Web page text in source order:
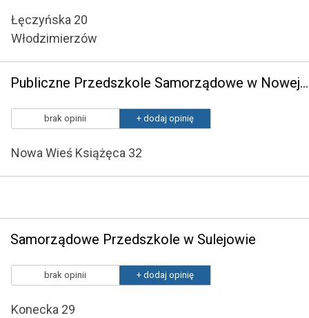
Łęczyńska 20
Włodzimierzów
Publiczne Przedszkole Samorządowe w Nowej Wsi Książęcej
brak opinii + dodaj opinię
Nowa Wieś Książęca 32
Samorządowe Przedszkole w Sulejowie
brak opinii + dodaj opinię
Konecka 29